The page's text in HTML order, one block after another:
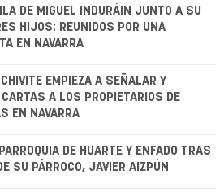
DE MIGUEL INDURÁIN JUNTO A SU
HIJOS: REUNIDOS POR UNA
EN NAVARRA
CHIVITE EMPIEZA A SEÑALAR Y
A LOS PROPIETARIOS DE
EN NAVARRA
DE HUARTE Y ENFADO TRAS
SU PÁRROCO, JAVIER AIZPÚN